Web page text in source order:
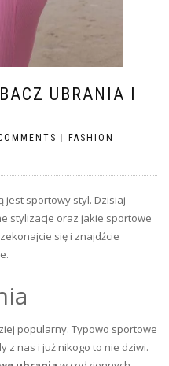
UBRANIA I
| FASHION
jest sportowy styl. Dzisiaj
stylizacje oraz jakie sportowe
się i znajdźcie
popularny. Typowo sportowe
z nas i już nikogo to nie dziwi.